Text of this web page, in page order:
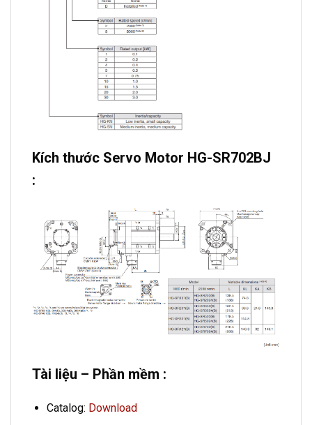
Kích thước Servo Motor HG-SR702BJ
:
Tài liệu – Phần mềm :
Catalog: Download